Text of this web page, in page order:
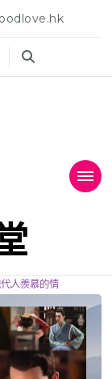
人羨慕的情